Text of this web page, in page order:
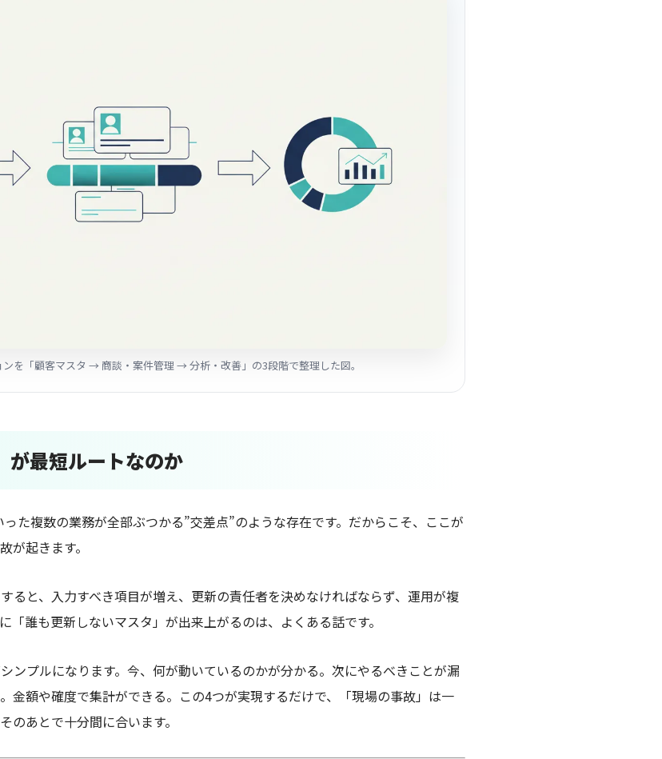
ンを「顧客マスタ → 商談・案件管理 → 分析・改善」の3段階で整理した図。
が最短ルートなのか
た複数の業務が全部ぶつかる”交差点”のような存在です。だからこそ、ここが
が起きます。
ると、入力すべき項目が増え、更新の責任者を決めなければならず、運用が複
「誰も更新しないマスタ」が出来上がるのは、よくある話です。
ンプルになります。今、何が動いているのかが分かる。次にやるべきことが漏
金額や確度で集計ができる。この4つが実現するだけで、「現場の事故」は一
のあとで十分間に合います。